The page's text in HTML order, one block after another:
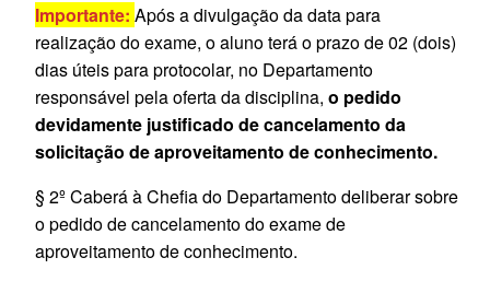
Importante:Após a divulgação da data para
realização do exame, o aluno terá o prazo de 02 (dois)
dias úteis para protocolar, no Departamento
responsável pela oferta da disciplina,o pedido
devidamente justificado de cancelamento da
solicitação de aproveitamento de conhecimento.
§ 2º Caberá à Chefia do Departamento deliberar sobre
o pedido de cancelamento do exame de
aproveitamento de conhecimento.